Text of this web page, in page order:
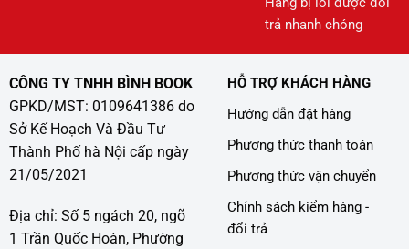
trả nhanh chóng
CÔNG TY TNHH BÌNH BOOK
GPKD/MST: 0109641386 do
Sở Kế Hoạch Và Đầu Tư
Thành Phố hà Nội cấp ngày
21/05/2021
Địa chỉ: Số 5 ngách 20, ngõ
1 Trần Quốc Hoàn, Phường
HỖ TRỢ KHÁCH HÀNG
Hướng dẫn đặt hàng
Phương thức thanh toán
Phương thức vận chuyển
Chính sách kiểm hàng -
đổi trả